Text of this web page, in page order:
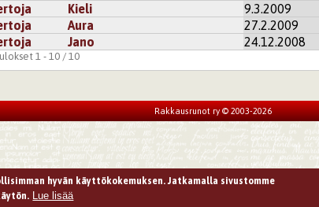
Kieli 9.3.2009
Aura 27.2.2009
Jano 24.12.2008
1 - 10 / 10
Rakkausrunot ry © 2003-2026
hyvän käyttökokemuksen. Jatkamalla sivustomme
Lue lisää